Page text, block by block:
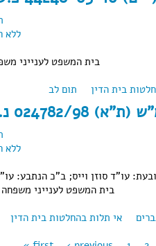
ללא
בית המשפט לענייני
בית הדין תום לב
ללא
עו"ד סוזן וייס; ב"כ הנתבע:
בית המשפט לענייני
אי תלות בהחלטות בית הדין